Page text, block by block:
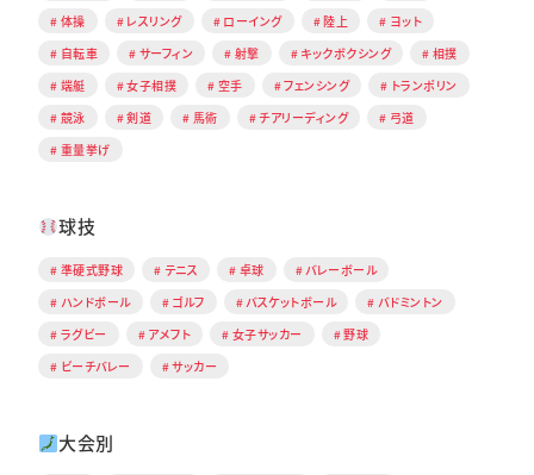
体操
レスリング ローイング 陸上
ヨット
自転車
サーフィン 射撃 キックボクシング
相撲
端艇
女子相撲 空手 フェンシング
トランポリン
競泳
剣道 馬術 チアリーディング
弓道
重量挙げ
球技
準硬式野球 テニス 卓球
バレーボール
ハンドボール
ゴルフ バスケットボール
バドミントン
ラグビー
アメフト 女子サッカー
野球
ビーチバレー
サッカー
大会別